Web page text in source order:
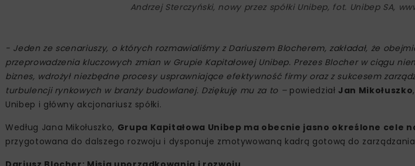
Andrzej Sterczyński, nowy przez spółki Unibep, fot. Unibep SA,
- Jeden ze scenariuszy, o których rozmawialiśmy z Dariuszem Blocherem, zakładał, że
przeprowadzenia kluczowych zmian w Grupie Kapitałowej Unibep. Prezes Blocher w ciągu
biznes, wdrożył niezbędne procesy usprawniające efektywność firmy oraz z sukcesem
turbulencji rynkowych w branży budowlanej. Dziękuję mu za to –powiedział Jan Mikołuszko
Unibep i główny akcjonariusz spółki.
Według Jana Mikołuszko, Grupa Kapitałowa Unibep ma obecnie jasno określone cele
przygotowana do dalszego rozwoju i dysponuje zmotywowaną kadrą gotową do